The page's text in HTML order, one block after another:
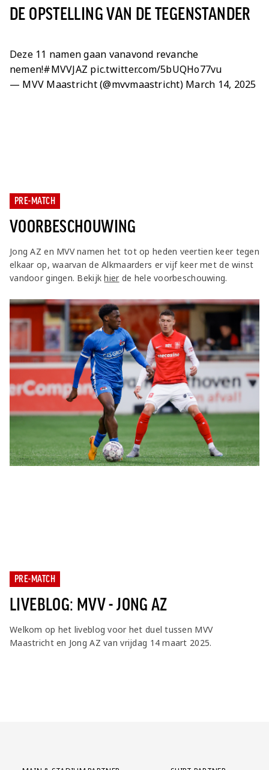
DE OPSTELLING VAN DE TEGENSTANDER
Deze 11 namen gaan vanavond revanche
nemen!#MVVJAZ pic.twitter.com/5bUQHo77vu
— MVV Maastricht (@mvvmaastricht) March 14, 2025
PRE-MATCH
VOORBESCHOUWING
Jong AZ en MVV namen het tot op heden veertien keer tegen
elkaar op, waarvan de Alkmaarders er vijf keer met de winst
vandoor gingen. Bekijkhier de hele voorbeschouwing.
PRE-MATCH
LIVEBLOG: MVV - JONG AZ
Welkom op het liveblog voor het duel tussen MVV
Maastricht en Jong AZ van vrijdag 14 maart 2025.